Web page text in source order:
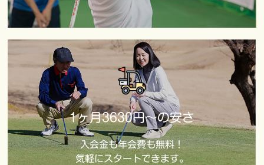
1ヶ月3630円～の安さ
入会金も年会費も無料！
気軽にスタートできます。